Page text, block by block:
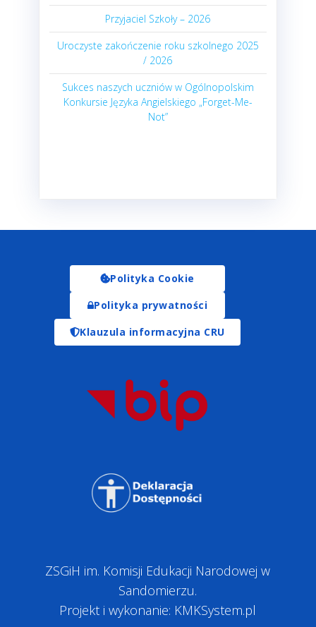
Przyjaciel Szkoły – 2026
Uroczyste zakończenie roku szkolnego 2025
/ 2026
Sukces naszych uczniów w Ogólnopolskim
Konkursie Języka Angielskiego „Forget-Me-
Not”
Polityka Cookie
Polityka prywatności
Klauzula informacyjna CRU